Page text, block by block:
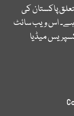
پاکستان کی
ہے۔ اس ویب سائٹ
میڈیا